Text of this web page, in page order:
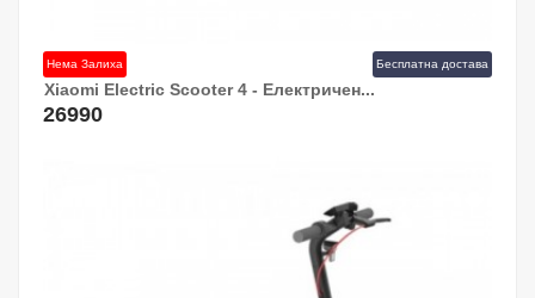
Нема Залиха Бесплатна достава
Xiaomi Electric Scooter 4 - Електричен...
26990